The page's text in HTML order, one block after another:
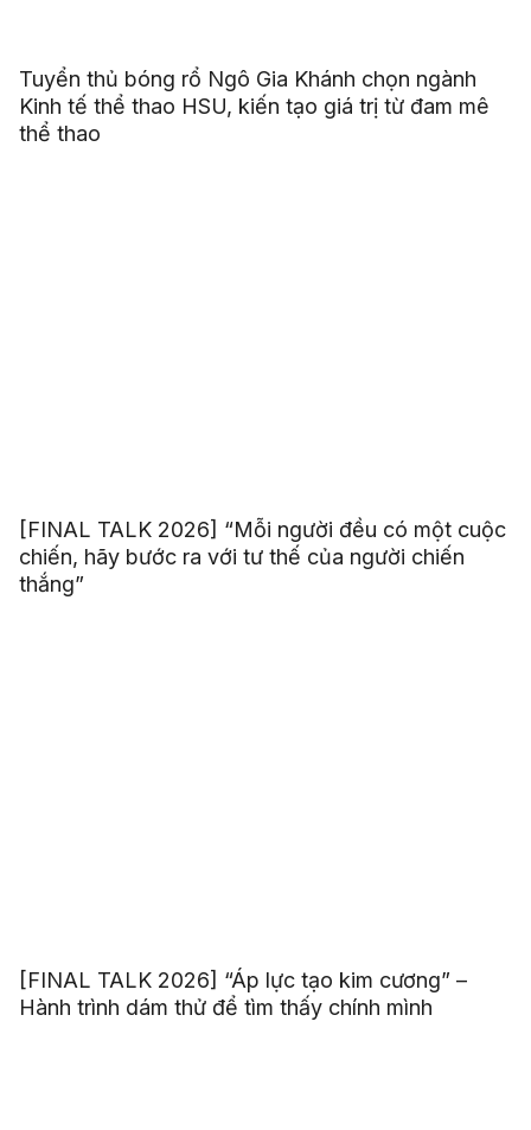
Tuyển thủ bóng rổ Ngô Gia Khánh chọn ngành
Kinh tế thể thao HSU, kiến tạo giá trị từ đam mê
thể thao
[FINAL TALK 2026] “Mỗi người đều có một cuộc
chiến, hãy bước ra với tư thế của người chiến
thắng”
[FINAL TALK 2026] “Áp lực tạo kim cương” –
Hành trình dám thử để tìm thấy chính mình